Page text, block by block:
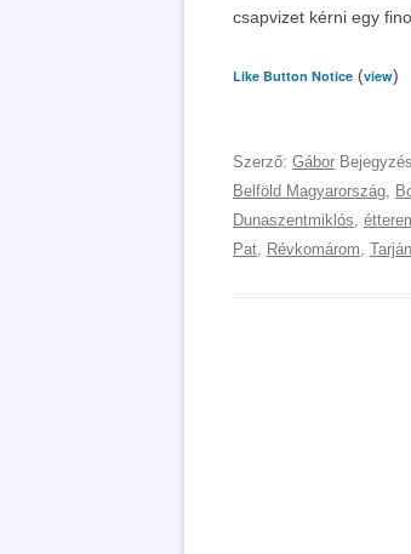
csapvizet kérni egy
Like Button Notice (view)
Szerző: Gábor
Belföld Magyarország,
Dunaszentmiklós,
Pat, Révkomárom, Tarján